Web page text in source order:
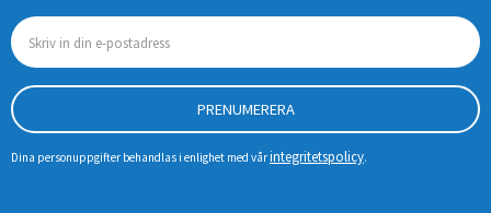
PRENUMERERA
Dina personuppgifter behandlas i enlighet med vårintegritetspolicy.